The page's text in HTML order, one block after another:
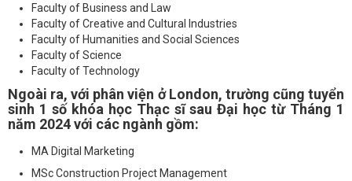
Faculty of Business and Law
Faculty of Creative and Cultural Industries
Faculty of Humanities and Social Sciences
Faculty of Science
Faculty of Technology
Ngoài ra, với phân viện ở London, trường cũng tuyển
sinh 1 số khóa học Thạc sĩ sau Đại học từ Tháng 1
năm 2024 với các ngành gồm:
MA Digital Marketing
MSc Construction Project Management